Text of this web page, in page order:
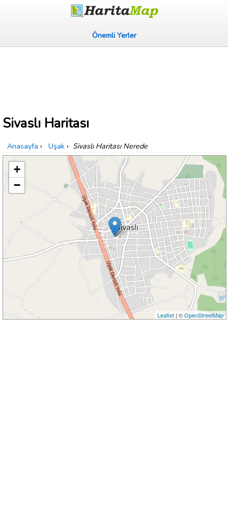
Önemli Yerler
Sivaslı Haritası
Anasayfa › Uşak › Sivaslı Haritası Nerede
+
−
Leaflet | ©OpenStreetMap